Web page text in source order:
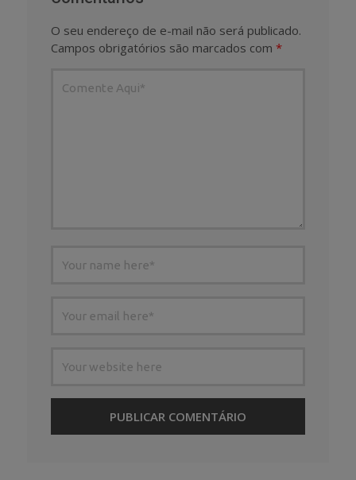
O seu endereço de e-mail não será publicado.
Campos obrigatórios são marcados com *